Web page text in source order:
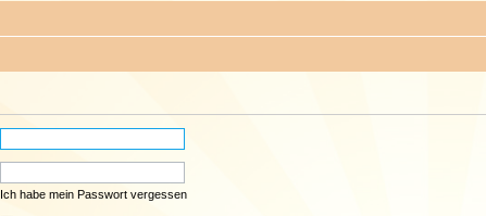
Ich habe mein Passwort vergessen